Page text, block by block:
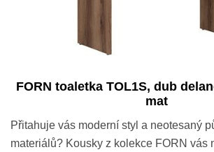
FORN toaletka TOL1S, dub
mat
Přitahuje vás moderní styl a neotesaný
materiálů? Kousky z kolekce FORN vás